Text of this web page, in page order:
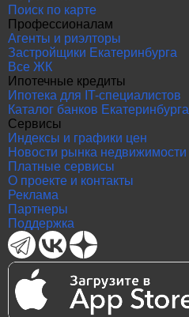
Поиск по карте
Профессионалам
Агенты и риэлторы
Застройщики Екатеринбурга
Все ЖК
Ипотечные кредиты
Ипотека для IT-специалистов
Каталог банков Екатеринбурга
Сервисы
Индексы и графики цен
Новости рынка недвижимости
Платные сервисы
О проекте и контакты
Реклама
Партнеры
Поддержка